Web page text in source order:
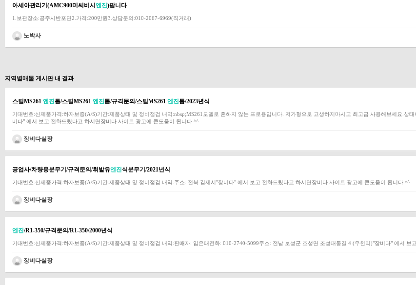
아세아관리기(AMC900미씨비시엔진)팝니다
1.보관장소:공주시반포면2.가격:200만원3.상담문의:010-2067-6969(직거래)
노박사
지역별매물 게시판 내 결과
스틸MS261 엔진톱/스틸MS261 엔진톱/규격문의/스틸MS261 엔진톱/2023년식
기대번호:신제품가격:하자보증(A/S)기간:제품상태 및 정비점검 내역:nbsp;MS261모델로 흔하지 않는 프로용입니다. 저가형으로 고생하지마시고 최고급 사용해보세요.
비다" 에서 보고 전화드렸다고 하시면장비다 사이트 광고에 큰도움이 됩니다.^^
장비다실장
공업사/차량용분무기/규격문의/휘발유엔진식분무기/2021년식
기대번호:신제품가격:하자보증(A/S)기간:제품상태 및 정비점검 내역:주소: 전북 김제시"장비다" 에서 보고 전화드렸다고 하시면장비다 사이트 광고에 큰도움이 됩니다.^^
장비다실장
엔진/R1-350/규격문의/R1-350/2000년식
기대번호:신제품가격:하자보증(A/S)기간:제품상태 및 정비점검 내역:판매자: 임은태전화: 010-2740-5099주소: 전남 보성군 조성면 조성대동길 4 (우천리)"장비다" 에서
장비다실장